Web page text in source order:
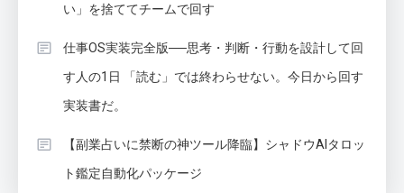
い」を捨ててチームで回す
仕事OS実装完全版──思考・判断・行動を設計して回
す人の1日 「読む」では終わらせない。今日から回す
実装書だ。
【副業占いに禁断の神ツール降臨】シャドウAIタロッ
ト鑑定自動化パッケージ